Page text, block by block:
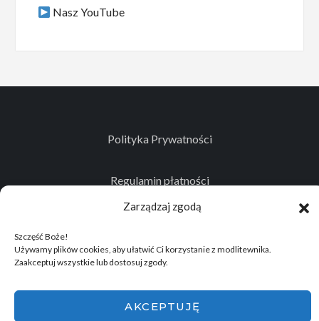
Zarządzaj zgodą
Szczęść Boże!
Używamy plików cookies, aby ułatwić Ci korzystanie z modlitewnika.
Zaakceptuj wszystkie lub dostosuj zgody.
AKCEPTUJĘ
Nasz YouTube
Polityka Prywatności
Regulamin płatności
Historyczno - Eksploracyjne "Memento Mori"